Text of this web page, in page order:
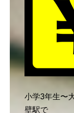
小学3年生〜
壁駅で